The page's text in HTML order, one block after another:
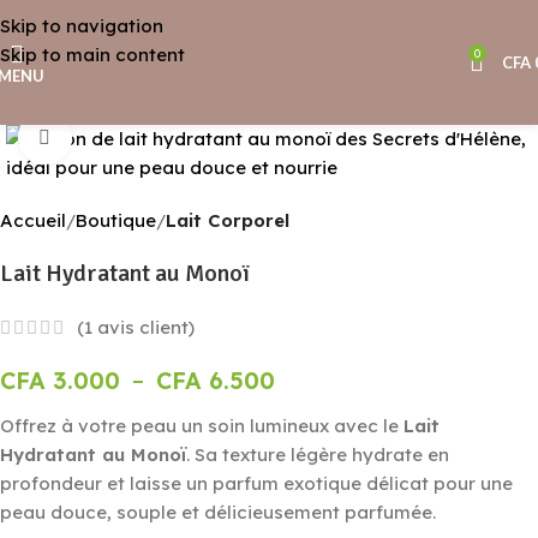
Skip to navigation
Skip to main content
0 CFA
Agrandir
Accueil Boutique Lait Corporel
Lait Hydratant au Monoï
(1 avis client)
CFA 3.000 – CFA 6.500
Offrez à votre peau un soin lumineux avec le Lait
Hydratant au Monoï. Sa texture légère hydrate en
profondeur et laisse un parfum exotique délicat pour une
peau douce, souple et délicieusement parfumée.